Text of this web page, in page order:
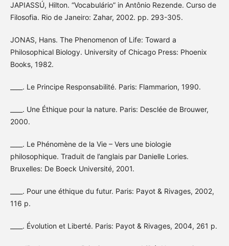
JAPIASSÚ, Hilton. “Vocabulário” in Antônio Rezende. Curso de
Filosofia. Rio de Janeiro: Zahar, 2002. pp. 293-305.
JONAS, Hans. The Phenomenon of Life: Toward a
Philosophical Biology. University of Chicago Press: Phoenix
Books, 1982.
____. Le Principe Responsabilité. Paris: Flammarion, 1990.
____. Une Éthique pour la nature. Paris: Desclée de Brouwer,
2000.
____. Le Phénomène de la Vie – Vers une biologie
philosophique. Traduit de l’anglais par Danielle Lories.
Bruxelles: De Boeck Université, 2001.
____. Pour une éthique du futur. Paris: Payot & Rivages, 2002,
116 p.
____. Évolution et Liberté. Paris: Payot & Rivages, 2004, 261 p.